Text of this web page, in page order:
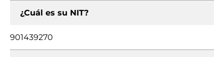
¿Cuál es su NIT?
901439270